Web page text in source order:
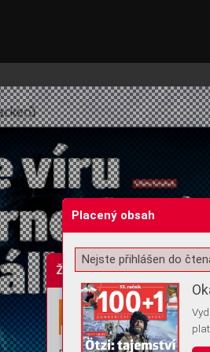
Žádost o souhlas s
Placený obsah
Nejste přihlášen do